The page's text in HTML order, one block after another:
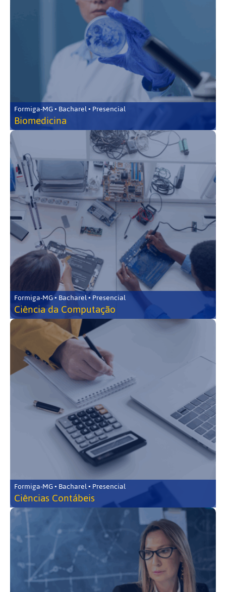
Formiga-MG • Bacharel • Presencial
Biomedicina
Formiga-MG • Bacharel • Presencial
Ciência da Computação
Formiga-MG • Bacharel • Presencial
Ciências Contábeis